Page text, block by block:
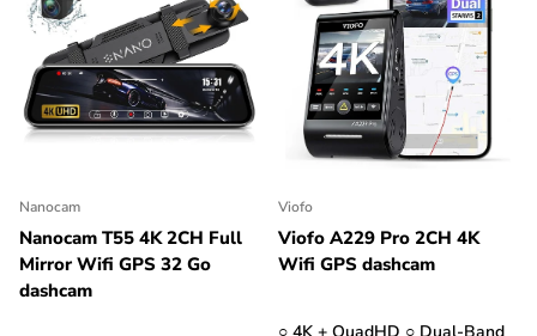
Nanocam
Nanocam T55 4K 2CH Full
Mirror Wifi GPS 32 Go
dashcam
Viofo
Viofo A229 Pro 2CH 4K
Wifi GPS dashcam